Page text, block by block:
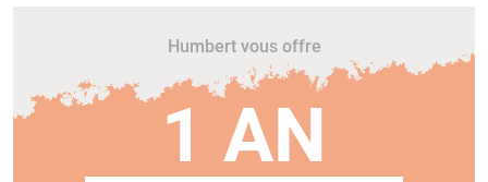
Humbert vous offre
1 AN